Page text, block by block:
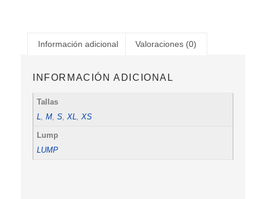
Información adicional Valoraciones (0)
INFORMACIÓN ADICIONAL
Tallas
L
,M ,S ,XL ,XS
Lump
LUMP